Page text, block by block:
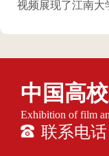
视频展现了江南大
中国高
Exhibition of film
联系电话